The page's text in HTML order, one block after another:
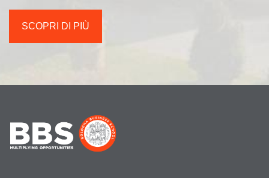
SCOPRI DI PIÙ